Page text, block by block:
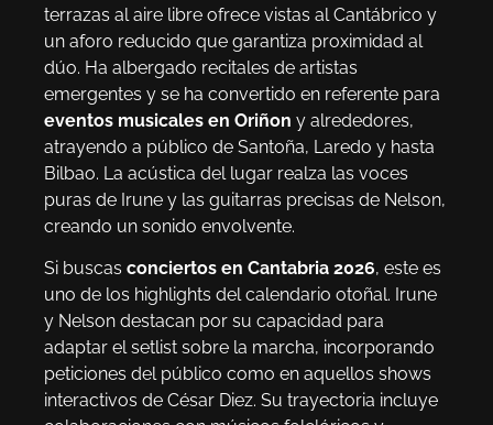
terrazas al aire libre ofrece vistas al Cantábrico y
un aforo reducido que garantiza proximidad al
dúo. Ha albergado recitales de artistas
emergentes y se ha convertido en referente para
eventos musicales en Oriñon y alrededores,
atrayendo a público de Santoña, Laredo y hasta
Bilbao. La acústica del lugar realza las voces
puras de Irune y las guitarras precisas de Nelson,
creando un sonido envolvente.
Si buscas conciertos en Cantabria 2026, este es
uno de los highlights del calendario otoñal. Irune
y Nelson destacan por su capacidad para
adaptar el setlist sobre la marcha, incorporando
peticiones del público como en aquellos shows
interactivos de César Diez. Su trayectoria incluye